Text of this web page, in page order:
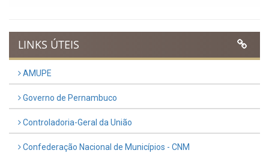
LINKS ÚTEIS
AMUPE
Governo de Pernambuco
Controladoria-Geral da União
Confederação Nacional de Municípios - CNM